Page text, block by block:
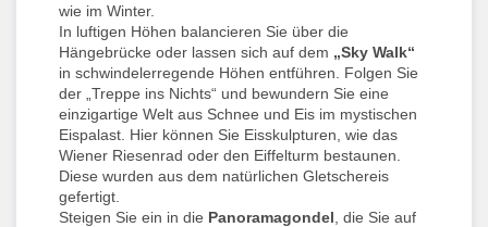
wie im Winter.
In luftigen Höhen balancieren Sie über die
Hängebrücke oder lassen sich auf dem „Sky Walk“
in schwindelerregende Höhen entführen. Folgen Sie
der „Treppe ins Nichts“ und bewundern Sie eine
einzigartige Welt aus Schnee und Eis im mystischen
Eispalast. Hier können Sie Eisskulpturen, wie das
Wiener Riesenrad oder den Eiffelturm bestaunen.
Diese wurden aus dem natürlichen Gletschereis
gefertigt.
Steigen Sie ein in die Panoramagondel , die Sie auf